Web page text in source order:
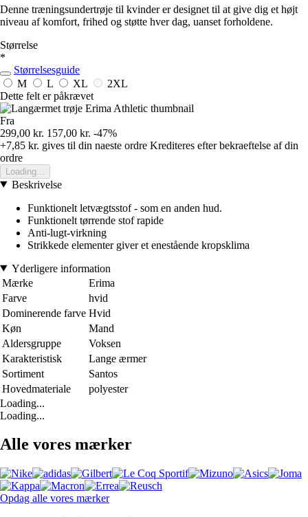
Denne træningsundertrøje til kvinder er designet til at give dig et højt
niveau af komfort, frihed og støtte hver dag, uanset forholdene.
Størrelse
*
Størrelsesguide
M
L XL
2XL
Dette felt er påkrævet
Fra
299,00 kr. 157,00 kr. -47%
+7,85 kr. gives til din naeste ordre Krediteres efter bekraeftelse af din
ordre
Loading...
Beskrivelse
Funktionelt letvægtsstof - som en anden hud.
Funktionelt tørrende stof rapide
Anti-lugt-virkning
Strikkede elementer giver et enestående kropsklima
Yderligere information
Mærke
Erima
Farve
hvid
Dominerende farve Hvid
Køn
Mand
Aldersgruppe
Voksen
Karakteristisk
Lange ærmer
Sortiment
Santos
Hovedmateriale
polyester
Loading...
Loading...
Alle vores mærker
Opdag alle vores mærker